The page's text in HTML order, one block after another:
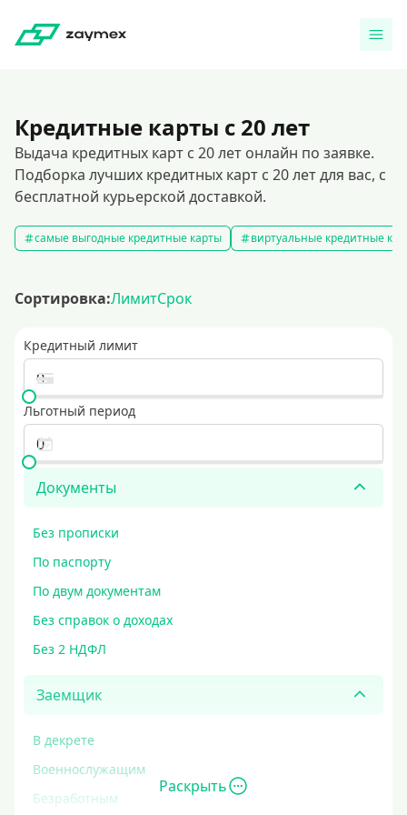
Кредитные карты с 20 лет
Выдача кредитных карт с 20 лет онлайн по заявке.
Подборка лучших кредитных карт с 20 лет для вас, с
бесплатной курьерской доставкой.
самые выгодные кредитные карты виртуальные кредитные
Сортировка:ЛимитСрок
Кредитный лимит
Льготный период
Документы
Без прописки
По паспорту
По двум документам
Без справок о доходах
Без 2 НДФЛ
Заемщик
В декрете
Военнослужащим
Безработным
Раскрыть